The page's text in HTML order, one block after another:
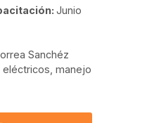
Junio
Sanchéz
manejo